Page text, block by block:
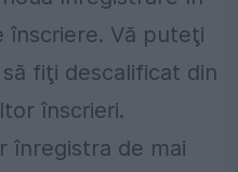
înscriere. Vă puteţi
fiţi descalificat din
înscrieri.
înregistra de mai